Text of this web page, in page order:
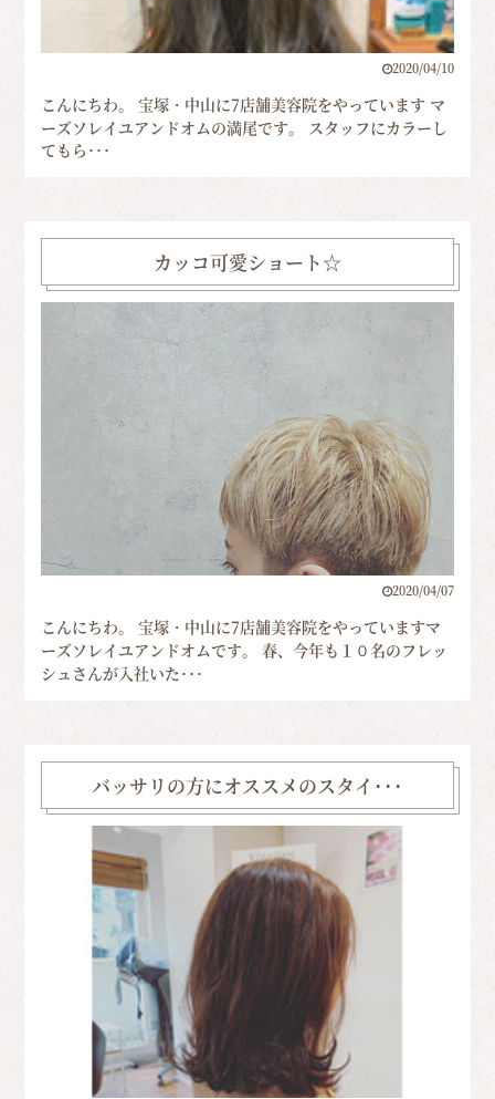
2020/04/10
こんにちわ。 宝塚・中山に7店舗美容院をやっています マ
ーズソレイユアンドオムの満尾です。 スタッフにカラーし
てもら･･･
カッコ可愛ショート☆
2020/04/07
こんにちわ。 宝塚・中山に7店舗美容院をやっていますマ
ーズソレイユアンドオムです。 春、今年も１０名のフレッ
シュさんが入社いた･･･
バッサリの方にオススメのスタイ･･･